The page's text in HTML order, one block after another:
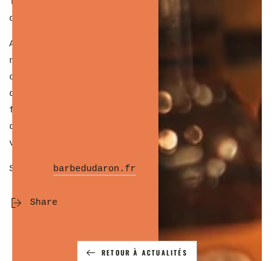
d’originalité.
Attention d’un autre côté, la French crop peut
ne pas convenir à tous. Si vous avez des
cheveux très fins ou un visage très allongé,
d’autres coupes pourraient être plus
flatteuses. Dans ce cas, je vous recommande
d’opter pour un style qui apporte plus de
volume sur les côtés.
Source ( barbedudaron.fr
Share
RETOUR À ACTUALITÉS